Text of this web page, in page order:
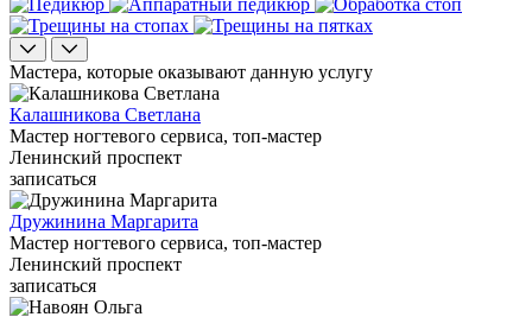
Мастера, которые оказывают данную услугу
Калашникова Светлана
Мастер ногтевого сервиса, топ-мастер
Ленинский проспект
записаться
Дружинина Маргарита
Мастер ногтевого сервиса, топ-мастер
Ленинский проспект
записаться